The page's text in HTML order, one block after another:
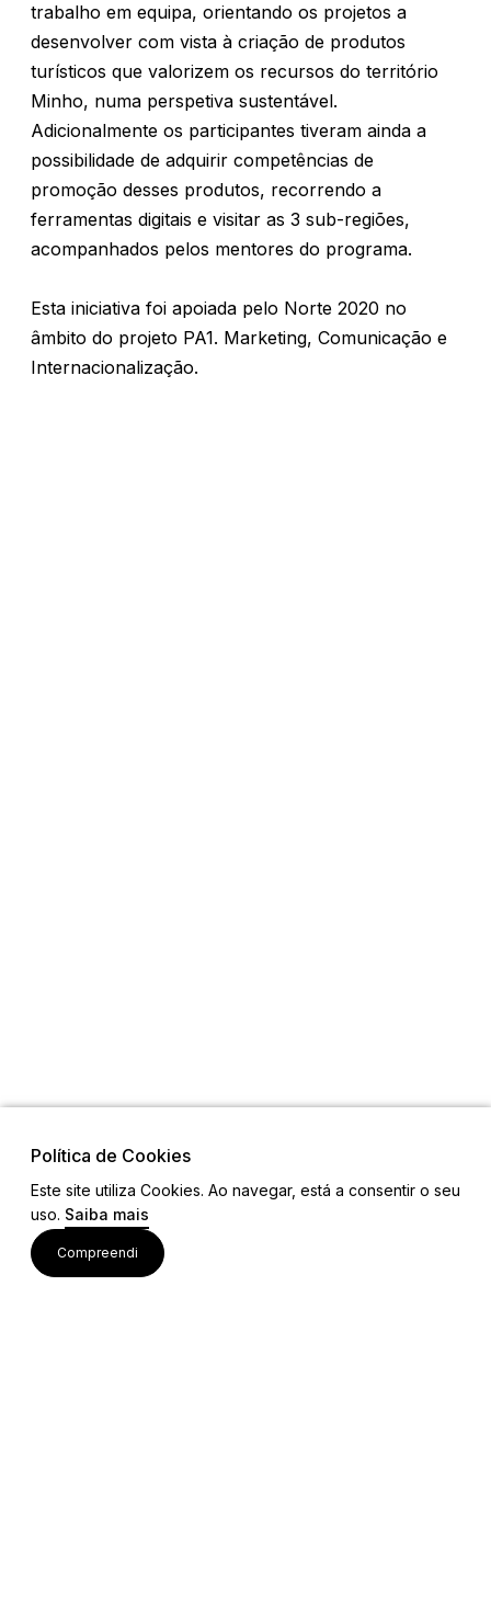
trabalho em equipa, orientando os projetos a
desenvolver com vista à criação de produtos
turísticos que valorizem os recursos do território
Minho, numa perspetiva sustentável.
Adicionalmente os participantes tiveram ainda a
possibilidade de adquirir competências de
promoção desses produtos, recorrendo a
ferramentas digitais e visitar as 3 sub-regiões,
acompanhados pelos mentores do programa.
Esta iniciativa foi apoiada pelo Norte 2020 no
âmbito do projeto PA1. Marketing, Comunicação e
Internacionalização.
Política de Cookies
Este site utiliza Cookies. Ao navegar, está a consentir o seu
uso. Saiba mais
Compreendi
Links
Ligações Úteis
Contactos